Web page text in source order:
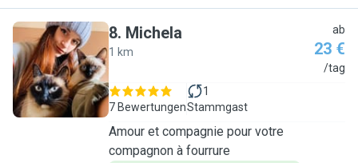
M
8. Michela
1 km
ab
23 €
/tag
7 Bewertungen
1
Stammgast
Amour et compagnie pour votre
compagnon à fourrure